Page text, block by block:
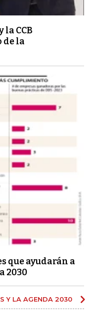
la CCB
de la
que ayudarán a
2030
Y LA AGENDA 2030